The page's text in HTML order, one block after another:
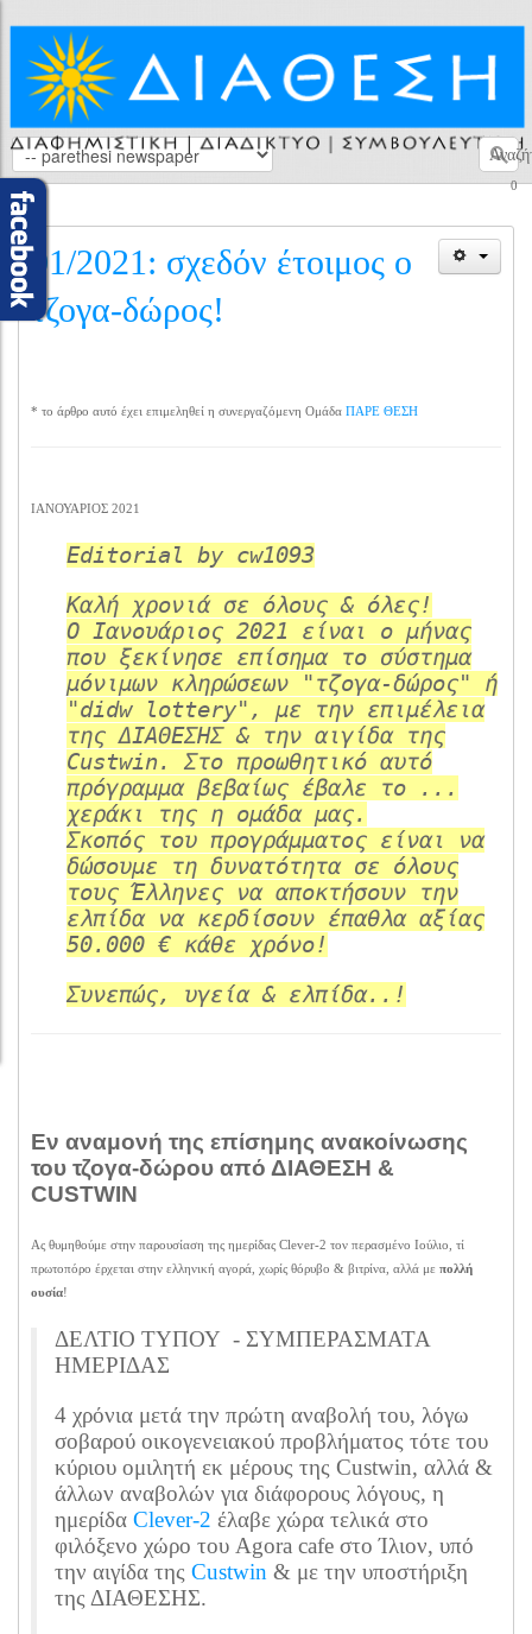
0
01/2021: σχεδόν έτοιμος ο
τζογα-δώρος!
* το άρθρο αυτό έχει επιμεληθεί η συνεργαζόμενη Ομάδα ΠΑΡΕ ΘΕΣΗ
ΙΑΝΟΥΑΡΙΟΣ 2021
Editorial by cw1093
Καλή χρονιά σε όλους & όλες!
Ο Ιανουάριος 2021 είναι ο μήνας
που ξεκίνησε επίσημα το σύστημα
μόνιμων κληρώσεων "τζογα-δώρος" ή
"didw lottery", με την επιμέλεια
της ΔΙΑΘΕΣΗΣ & την αιγίδα της
Custwin. Στο προωθητικό αυτό
πρόγραμμα βεβαίως έβαλε το ...
χεράκι της η ομάδα μας.
Σκοπός του προγράμματος είναι να
δώσουμε τη δυνατότητα σε όλους
τους Έλληνες να αποκτήσουν την
ελπίδα να κερδίσουν έπαθλα αξίας
50.000 € κάθε χρόνο!
Συνεπώς, υγεία & ελπίδα..!
Εν αναμονή της επίσημης ανακοίνωσης
του τζογα-δώρου από ΔΙΑΘΕΣΗ &
CUSTWIN
Ας θυμηθούμε στην παρουσίαση της ημερίδας Clever-2 τον περασμένο Ιούλιο, τί
πρωτοπόρο έρχεται στην ελληνική αγορά, χωρίς θόρυβο & βιτρίνα, αλλά με πολλή
ουσία!
ΔΕΛΤΙΟ ΤΥΠΟΥ - ΣΥΜΠΕΡΑΣΜΑΤΑ
ΗΜΕΡΙΔΑΣ
4 χρόνια μετά την πρώτη αναβολή του, λόγω
σοβαρού οικογενειακού προβλήματος τότε του
κύριου ομιλητή εκ μέρους της Custwin, αλλά &
άλλων αναβολών για διάφορους λόγους, η
ημερίδα Clever-2 έλαβε χώρα τελικά στο
φιλόξενο χώρο του Agora cafe στο Ίλιον, υπό
την αιγίδα της Custwin & με την υποστήριξη
της ΔΙΑΘΕΣΗΣ.